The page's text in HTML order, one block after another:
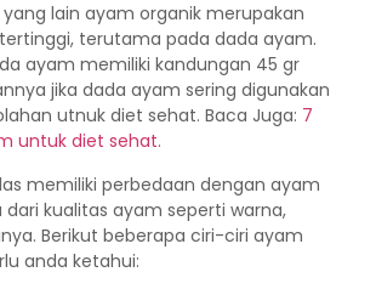
lain ayam organik merupakan
terutama pada dada ayam.
ayam memiliki kandungan 45 gr
jika dada ayam sering digunakan
utnuk diet sehat. Baca Juga: 7
untuk diet sehat.
memiliki perbedaan dengan ayam
kualitas ayam seperti warna,
Berikut beberapa ciri-ciri ayam
anda ketahui: